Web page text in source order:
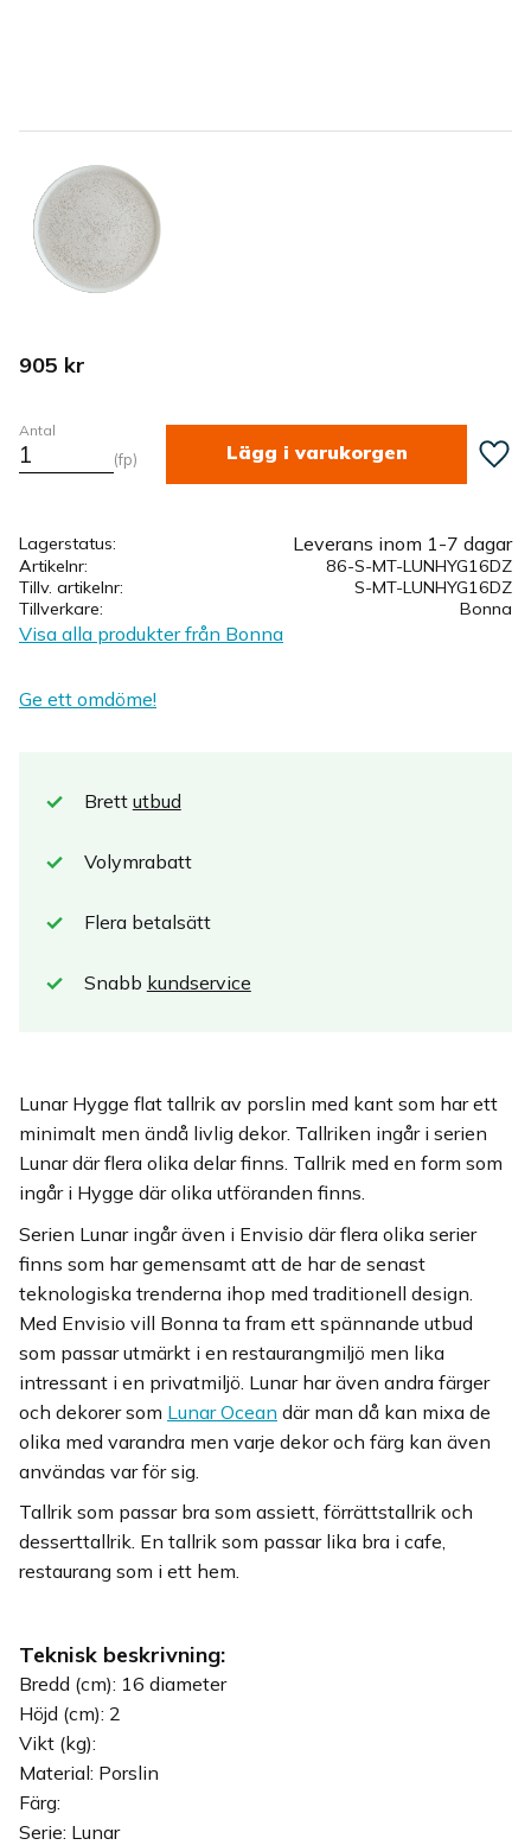
905 kr
Antal
fp Lägg
Lagerstatus Leverans inom 1-7 dagar
Artikelnr
86-S-MT-LUNHYG16DZ
Tillv. artikelnr
S-MT-LUNHYG16DZ
Tillverkare
Bonna
Visa alla produkter från Bonna
Ge ett omdöme!
Brett utbud
Volymrabatt
Flera betalsätt
Snabb kundservice
Lunar Hygge flat tallrik av porslin med kant som har ett
minimalt men ändå livlig dekor. Tallriken ingår i serien
Lunar där flera olika delar finns. Tallrik med en form som
ingår i Hygge där olika utföranden finns.
Serien Lunar ingår även i Envisio där flera olika serier
finns som har gemensamt att de har de senast
teknologiska trenderna ihop med traditionell design.
Med Envisio vill Bonna ta fram ett spännande utbud
som passar utmärkt i en restaurangmiljö men lika
intressant i en privatmiljö. Lunar har även andra färger
och dekorer som Lunar Ocean där man då kan mixa de
olika med varandra men varje dekor och färg kan även
användas var för sig.
Tallrik som passar bra som assiett, förrättstallrik och
desserttallrik. En tallrik som passar lika bra i cafe,
restaurang som i ett hem.
Teknisk beskrivning:
Bredd (cm): 16 diameter
Höjd (cm): 2
Vikt (kg):
Material: Porslin
Färg:
Serie: Lunar